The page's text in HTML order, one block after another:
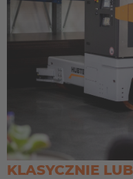
KLASYCZNIE